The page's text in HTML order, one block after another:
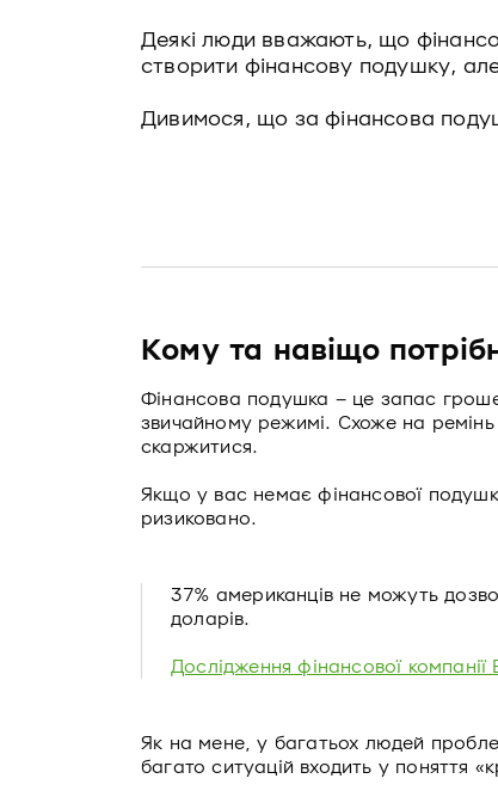
Деякі люди вважають, що
створити фінансову подушку,
Дивимося, що за фінансова
Кому та навіщо
Фінансова подушка – це запас
звичайному режимі. Схоже на ремінь
скаржитися.
Якщо у вас немає фінансової
ризиковано.
37% американців не можуть
доларів.
Дослідження фінансової компанії
Як на мене, у багатьох людей
багато ситуацій входить у поняття